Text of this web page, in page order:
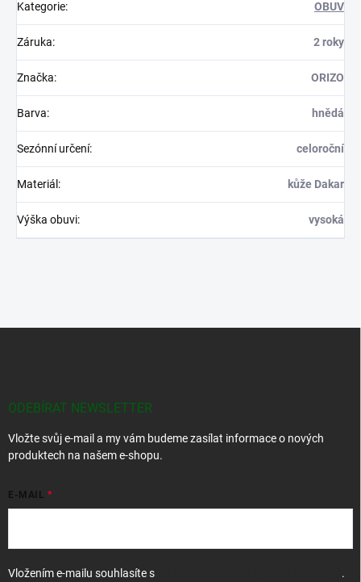
Kategorie: OBUV
Záruka: 2 roky
Značka: ORIZO
Barva: hnědá
Sezónní určení: celoroční
Materiál : kůže Dakar
Výška obuvi: vysoká
ODEBÍRAT NEWSLETTER
Vložte svůj e-mail a my vám budeme zasílat informace o nových
produktech na našem e-shopu.
E-MAIL
Vložením e-mailu souhlasíte s .